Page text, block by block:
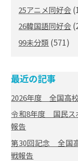
25アニメ同好会
26韓国語同好会
99未分類 (571)
最近の記事
2026年度 全国高
令和8年度 国民ス
報告
第30回記念 全国
戦報告